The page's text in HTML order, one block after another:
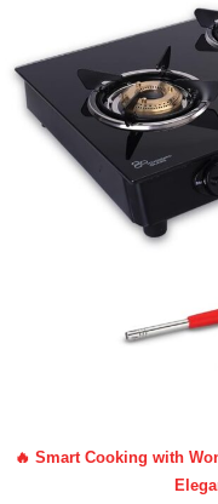
🔥 Smart Cooking with